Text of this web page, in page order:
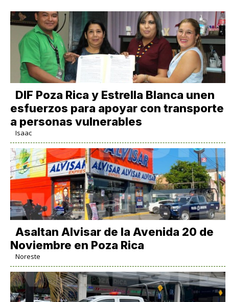
DIF Poza Rica y Estrella Blanca unen
esfuerzos para apoyar con transporte
a personas vulnerables
Isaac
Asaltan Alvisar de la Avenida 20 de
Noviembre en Poza Rica
Noreste